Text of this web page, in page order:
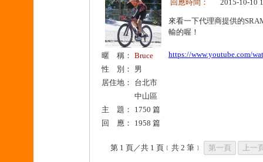
暱 稱： Bruce
性 別：
男
居住地：
台北市
中山區
主 題：
1750 篇
回 應：
1958 篇
回應時間： 2015-10-10
來看一下代理商提供的
輸的喔！
https://www.youtube.com/
第 1 頁／共 1 頁﹝共 2 筆﹞